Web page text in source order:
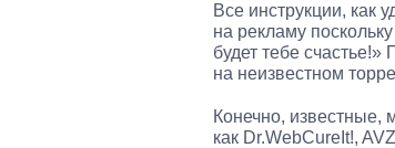
Все инструкции, как
на рекламу
будет тебе
на неизвестном
Конечно, известные,
как Dr.WebCureIt!,